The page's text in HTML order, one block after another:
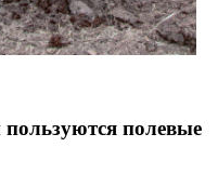
полевые